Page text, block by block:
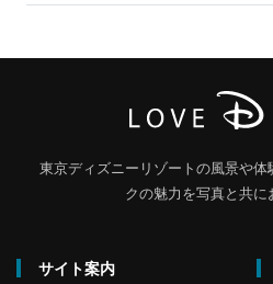
東京ディズニーリゾートの風景や
クの魅力を写真と共に
サイト案内